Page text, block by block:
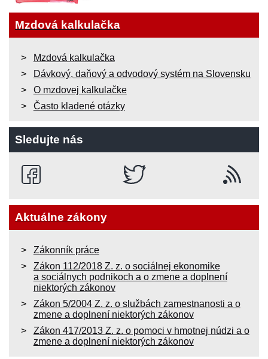
Mzdová kalkulačka
Mzdová kalkulačka
Dávkový, daňový a odvodový systém na Slovensku
O mzdovej kalkulačke
Často kladené otázky
Sledujte nás
Aktuálne zákony
Zákonník práce
Zákon 112/2018 Z. z. o sociálnej ekonomike
a sociálnych podnikoch a o zmene a doplnení
niektorých zákonov
Zákon 5/2004 Z. z. o službách zamestnanosti a o
zmene a doplnení niektorých zákonov
Zákon 417/2013 Z. z. o pomoci v hmotnej núdzi a o
zmene a doplnení niektorých zákonov